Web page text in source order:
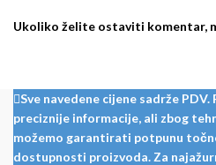
Ukoliko želite ostaviti komentar,
Sve navedene cijene sadrže
preciznije informacije, ali zbog
možemo garantirati potpunu
dostupnosti proizvoda. Za